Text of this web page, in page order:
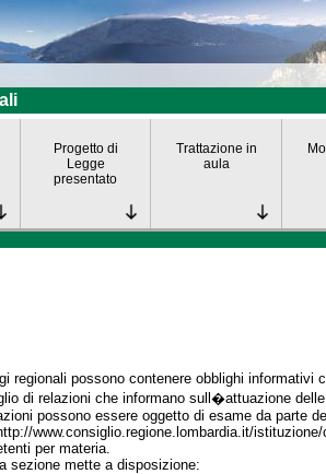
Progetto di
Legge
presentato
Trattazione in
aula
regionali possono contenere obblighi
di relazioni che informano sull�attuazione
possono essere oggetto di esame da parte
www.consiglio.regione.lombardia.it/
per materia.
sezione mette a disposizione: